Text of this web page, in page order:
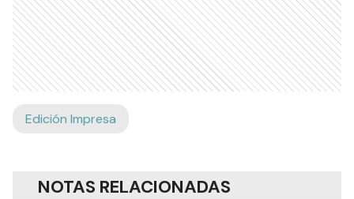
Edición Impresa
NOTAS RELACIONADAS